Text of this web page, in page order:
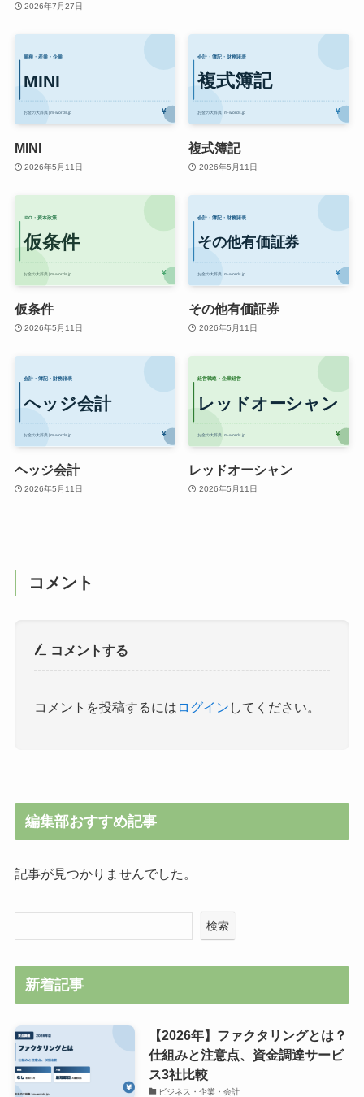
2026年7月27日
MINI
2026年5月11日
複式簿記
2026年5月11日
仮条件
2026年5月11日
その他有価証券
2026年5月11日
ヘッジ会計
2026年5月11日
レッドオーシャン
2026年5月11日
コメント
コメントする
コメントを投稿するには ログイン してください。
編集部おすすめ記事
記事が見つかりませんでした。
検索
新着記事
【2026年】ファクタリングとは？
仕組みと注意点、資金調達サービ
ス3社比較
ビジネス・企業・会計